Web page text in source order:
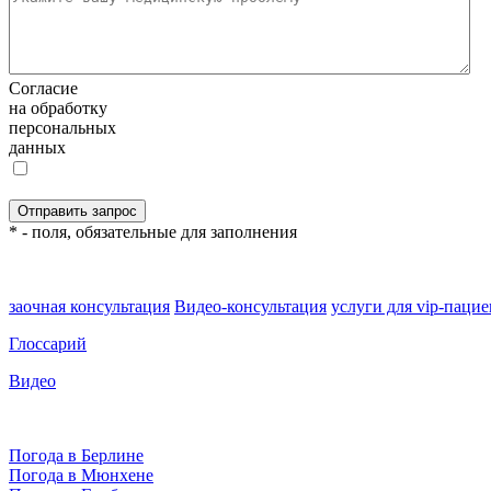
Согласие
на обработку
персональных
данных
* - поля, обязательные для заполнения
заочная консультация Видео-консультация услуги для vip-
Глоссарий
Видео
Погода в Берлине
Погода в Мюнхене